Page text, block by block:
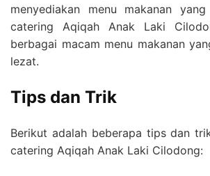
menyediakan menu makanan
catering Aqiqah Anak Laki
berbagai macam menu makanan
lezat.
Tips dan Trik
Berikut adalah beberapa tips dan
catering Aqiqah Anak Laki Cilodong: